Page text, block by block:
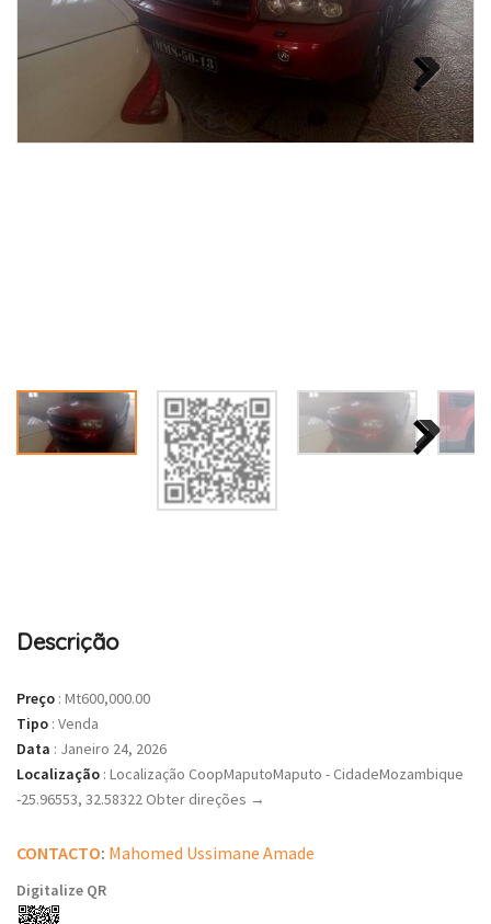
Descrição
Preço : Mt600,000.00
Tipo : Venda
Data : Janeiro 24, 2026
Localização : Localização CoopMaputoMaputo - CidadeMozambique
-25.96553, 32.58322 Obter direções →
CONTACTO: Mahomed Ussimane Amade
Digitalize QR